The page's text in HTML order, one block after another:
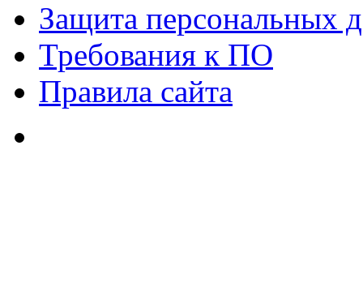
Защита персональных
Требования к ПО
Правила сайта